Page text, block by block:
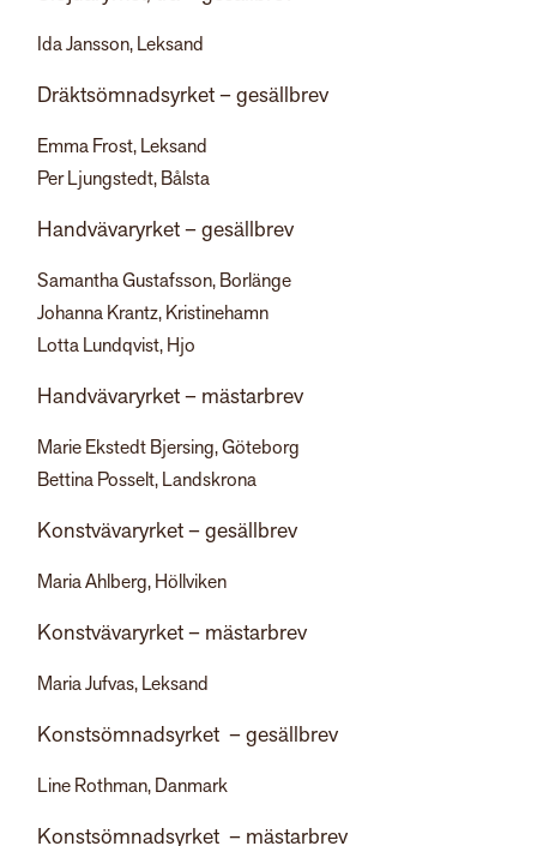
Ida Jansson, Leksand
Dräktsömnadsyrket – gesällbrev
Emma Frost, Leksand
Per Ljungstedt, Bålsta
Handvävaryrket – gesällbrev
Samantha Gustafsson, Borlänge
Johanna Krantz, Kristinehamn
Lotta Lundqvist, Hjo
Handvävaryrket – mästarbrev
Marie Ekstedt Bjersing, Göteborg
Bettina Posselt, Landskrona
Konstvävaryrket – gesällbrev
Maria Ahlberg, Höllviken
Konstvävaryrket – mästarbrev
Maria Jufvas, Leksand
Konstsömnadsyrket – gesällbrev
Line Rothman, Danmark
Konstsömnadsyrket – mästarbrev